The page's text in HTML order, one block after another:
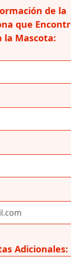
de la
que
la Mascota:
Adicionales: